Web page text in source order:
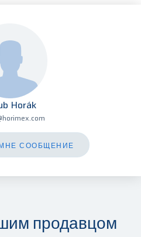
Horák
СООБЩЕНИЕ
продавцом